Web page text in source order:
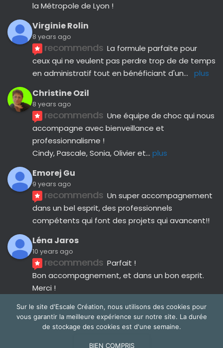
la Métropole de Lyon !
Virginie Rolin
8 years ago
recommends La formule parfaite pour
ceux qui ne veulent pas perdre trop de de temps
en administratif tout en bénéficiant d'un... plus
Christine Ozil
8 years ago
recommends Une équipe de choc qui nous
accompagne avec bienveillance et
professionnalisme !
Cindy, Pascale, Sonia, Olivier et... plus
Emorej Gu
9 years ago
recommends Un super accompagnement
dans un bel esprit, des professionnels
compétents qui font des projets qui avancent!!
Léna Jaros
10 years ago
recommends Parfait !
Bon accompagnement, et dans un bon esprit.
Merci !
Avis suivants
Sur le site d'Escale Création, nous utilisons des cookies pour
vous garantir la meilleure expérience sur notre site. La durée
de stockage des cookies est d'une semaine.
BIEN COMPRIS